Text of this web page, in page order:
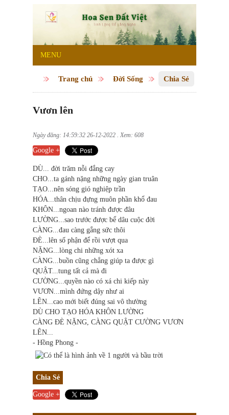
MENU
Trang chủ Đời Sống Chia Sẻ
Vươn lên
Ngày đăng: 14:59:32 26-12-2022 . Xem: 608
Google +
DÙ... đời trăm nỗi đắng cay
CHO...ta gánh nặng những ngày gian truân
TẠO...nên sóng gió nghiệp trần
HÓA...thân chịu đựng muôn phần khổ đau
KHÔN...ngoan nào tránh được đâu
LƯỜNG...sao trước được bể dâu cuộc đời
CÀNG...đau càng gắng sức thôi
ĐÈ...lên số phận để rồi vượt qua
NẶNG...lòng chi những xót xa
CÀNG...buồn cũng chẳng giúp ta được gì
QUẬT...tung tất cả mà đi
CƯỜNG...quyền nào có xá chi kiếp này
VƯƠN...mình đứng dậy như ai
LÊN...cao mới biết đúng sai vô thường
DÙ CHO TẠO HÓA KHÔN LƯỜNG
CÀNG ĐÈ NẶNG, CÀNG QUẬT CƯỜNG VƯƠN
LÊN...
- Hồng Phong -
Chia Sẻ
Google +